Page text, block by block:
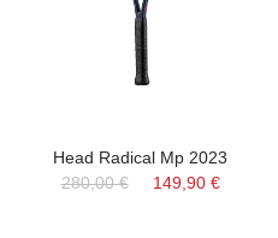
Head Radical Mp 2023
280,00 €
149,90 €